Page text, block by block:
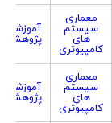
معماری
سیستم
های
کامپیوتری
آموزشی
پژوهشی
معماری
سیستم
های
کامپیوتری
آموزشی
پژوهشی